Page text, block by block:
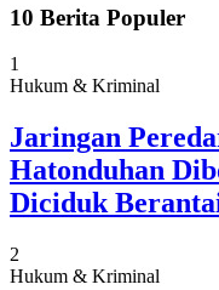
10 Berita Populer
1
Hukum & Kriminal
Jaringan
Hatonduhan
Diciduk
2
Hukum & Kriminal